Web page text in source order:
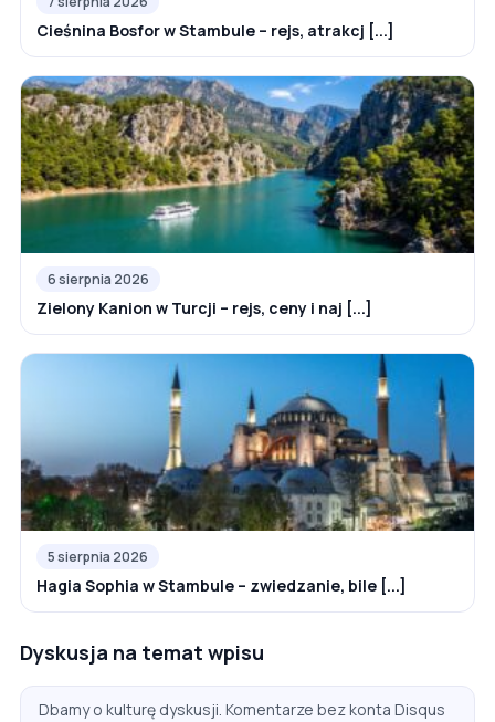
Cieśnina Bosfor w Stambule – rejs, atrakcj [...]
6 sierpnia 2026
Zielony Kanion w Turcji – rejs, ceny i naj [...]
5 sierpnia 2026
Hagia Sophia w Stambule – zwiedzanie, bile [...]
Dyskusja na temat wpisu
Dbamy o kulturę dyskusji. Komentarze bez konta Disqus